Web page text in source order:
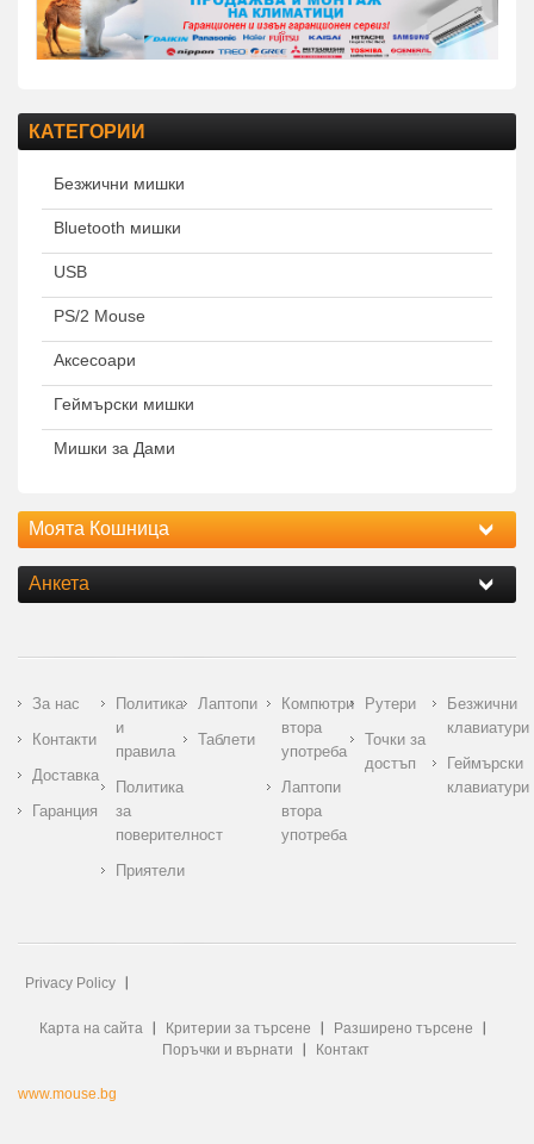
КАТЕГОРИИ
Безжични мишки
Bluetooth мишки
USB
PS/2 Mouse
Аксесоари
Геймърски мишки
Мишки за Дами
Моята Кошница
Анкета
За нас
Контакти
Доставка
Гаранция
Политика
и
правила
Политика
за
поверителност
Приятели
Лаптопи
Таблети
Компютри
втора
употреба
Лаптопи
втора
употреба
Рутери
Точки за
достъп
Безжични
клавиатури
Геймърски
клавиатури
Privacy Policy
Карта на сайта Критерии за търсене
Разширено търсене
Поръчки и върнати
Контакт
www.mouse.bg